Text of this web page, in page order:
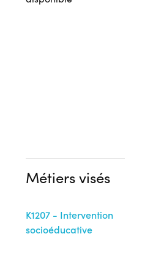
Métiers visés
K1207 - Intervention
socioéducative